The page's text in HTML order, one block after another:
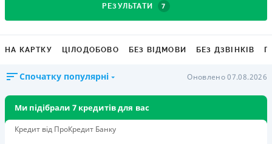
РЕЗУЛЬТАТИ 7
НА КАРТКУ ЦІЛОДОБОВО БЕЗ ВІДМОВИ БЕЗ ДЗВІНКІВ
Спочатку популярні Оновлено 07.08.2026
Ми підібрали 7 кредитів для вас
Кредит від ПроКредит Банку